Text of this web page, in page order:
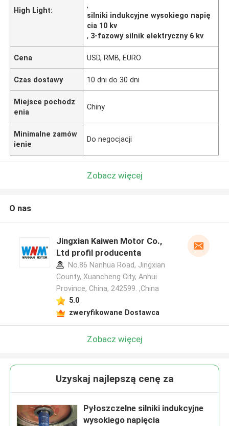
High Light:
,
silniki indukcyjne wysokiego napię
cia 10 kv
, 3-fazowy silnik elektryczny 6 kv
Cena USD, RMB, EURO
Czas dostawy 10 dni do 30 dni
Miejsce pochodz
enia
Chiny
Minimalne zamów
ienie
Do negocjacji
Zobacz więcej
O nas
Jingxian Kaiwen Motor Co.,
Ltd profil producenta
No.86 Nanhua Road, Jingxian
County, Xuancheng City, Anhui
Province, China, 242599. ,China
5.0
zweryfikowane Dostawca
Zobacz więcej
Uzyskaj najlepszą cenę za
Pyłoszczelne silniki indukcyjne
wysokiego napięcia